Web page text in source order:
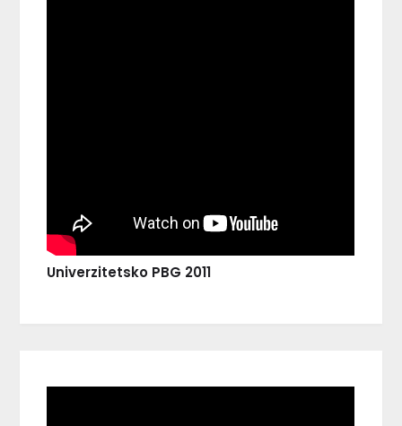
Univerzitetsko PBG 2011